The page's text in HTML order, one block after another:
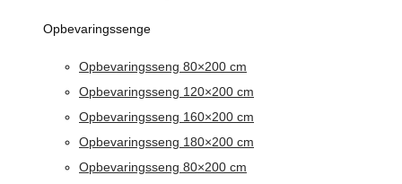
Opbevaringssenge
Opbevaringsseng 80×200 cm
Opbevaringsseng 120×200 cm
Opbevaringsseng 160×200 cm
Opbevaringsseng 180×200 cm
Opbevaringsseng 80×200 cm